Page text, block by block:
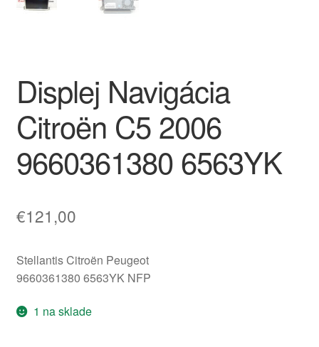
Platby
Reklamace
Reklamačný poriadok
Displej Navigácia
Citroën C5 2006
9660361380 6563YK
€121,00
Stellantis Citroën Peugeot
9660361380 6563YK NFP
1 na sklade